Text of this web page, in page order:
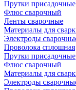
Прутки присадочные
Флюс сварочный
Ленты сварочные
Материалы для
Электроды
Проволока сплошная
Прутки присадочные
Флюс сварочный
Материалы для
Электроды